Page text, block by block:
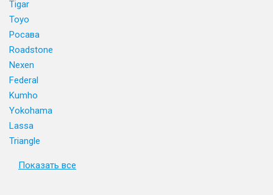
Tigar
Toyo
Росава
Roadstone
Nexen
Federal
Kumho
Yokohama
Lassa
Triangle
Показать все